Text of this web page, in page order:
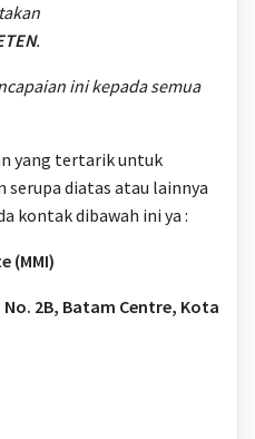
.
ini kepada semua
yang tertarik untuk
diatas atau lainnya
kontak dibawah ini ya :
(MMI)
2B, Batam Centre, Kota